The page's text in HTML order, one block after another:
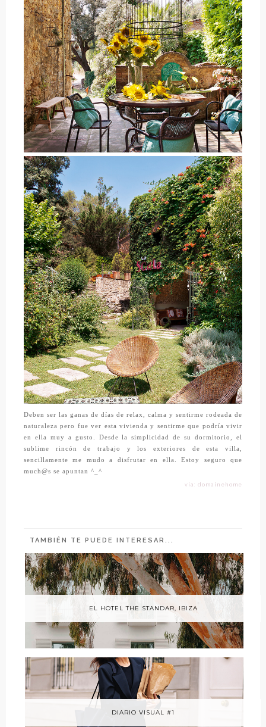
Deben ser las ganas de días de relax, calma y sentirme rodeada de
naturaleza pero fue ver esta vivienda y sentirme que podría vivir
en ella muy a gusto. Desde la simplicidad de su dormitorio, el
sublime rincón de trabajo y los exteriores de esta villa,
sencillamente me mudo a disfrutar en ella. Estoy seguro que
much@s se apuntan ^_^
vía: domainehome
TAMBIÉN TE PUEDE INTERESAR...
EL HOTEL THE STANDAR, IBIZA
DIARIO VISUAL #1